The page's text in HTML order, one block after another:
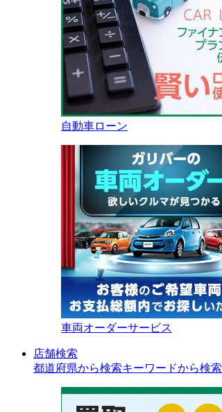
自動車ローン
車両オーダーサービス
店舗検索
都道府県から検索キーワードから検索